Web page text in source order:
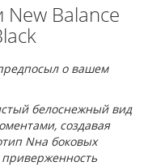
Balance
о вашем
белоснежный вид
создавая
Nна боковых